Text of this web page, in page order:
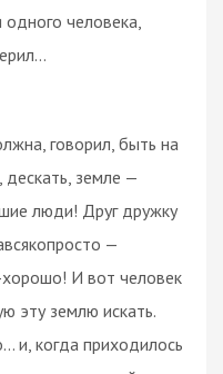
человека,
говорил, быть на
дескать, земле —
люди! Друг дружку
—
И вот человек
эту землю искать.
и, когда приходилось